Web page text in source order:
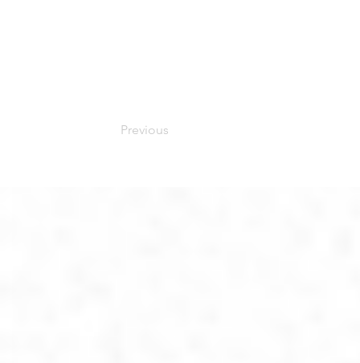
Previous